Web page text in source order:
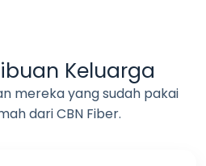
Keluarga
mereka yang sudah pakai
dariCBN Fiber.